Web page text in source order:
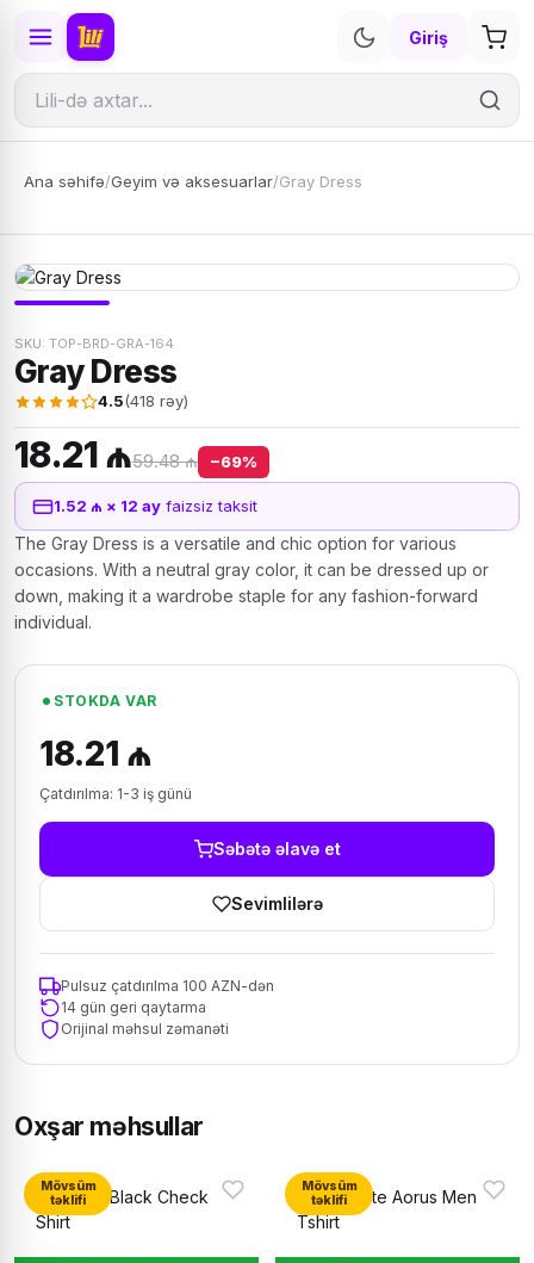
Giriş
Ana səhifə/Geyim və aksesuarlar/Gray Dress
SKU: TOP-BRD-GRA-164
Gray Dress
4.5(418 rəy)
18.21 ₼59.48 ₼ −69%
1.52 ₼ × 12 ay faizsiz taksit
The Gray Dress is a versatile and chic option for various
occasions. With a neutral gray color, it can be dressed up or
down, making it a wardrobe staple for any fashion-forward
individual.
STOKDA VAR
18.21 ₼
Çatdırılma: 1-3 iş günü
Səbətə əlavə et
Sevimlilərə
Pulsuz çatdırılma 100 AZN-dən
14 gün geri qaytarma
Orijinal məhsul zəmanəti
Oxşar məhsullar
Mövsüm
təklifi
Mövsüm
təklifi